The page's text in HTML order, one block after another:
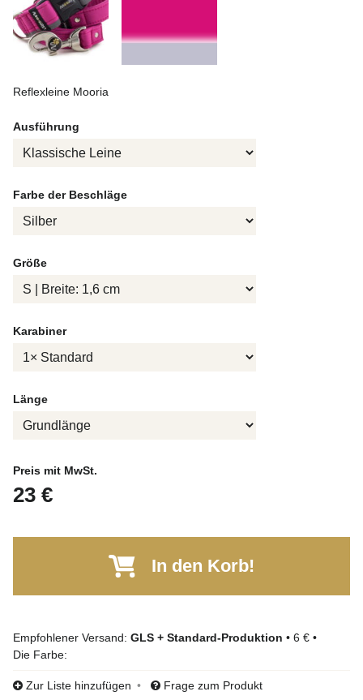
Reflexleine Mooria
Ausführung
Farbe der Beschläge
Größe
Karabiner
Länge
Preis mit MwSt.
23 €
In den Korb!
GLS + Standard-Produktion • 6 € •
Die Farbe:
Zur Liste hinzufügen
Frage zum Produkt